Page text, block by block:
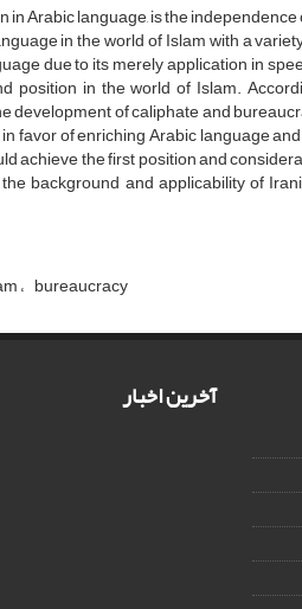
Arabic language, is the
in the world of Islam with a
due to its merely application in
in the world of Islam.
development of caliphate and
favor of enriching Arabic language
achieve the first position and
background and applicability of
bureaucracy
آخرین اخبار